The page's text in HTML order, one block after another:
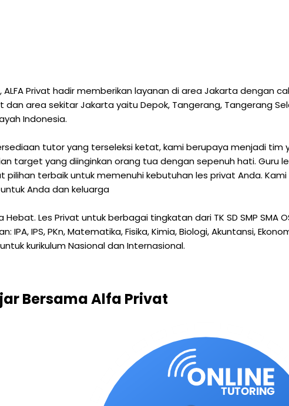
Privat hadir memberikan layanan di area Jakarta dengan
area sekitar Jakarta yaitu Depok, Tangerang, Tangerang
Indonesia.
tutor yang terseleksi ketat, kami berupaya menjadi tim
target yang diinginkan orang tua dengan sepenuh hati. Guru
terbaik untuk memenuhi kebutuhan les privat Anda.
Anda dan keluarga
Les Privat untuk berbagai tingkatan dari TK SD SMP SMA
IPS, PKn, Matematika, Fisika, Kimia, Biologi, Akuntansi,
kurikulum Nasional dan Internasional.
Bersama Alfa Privat